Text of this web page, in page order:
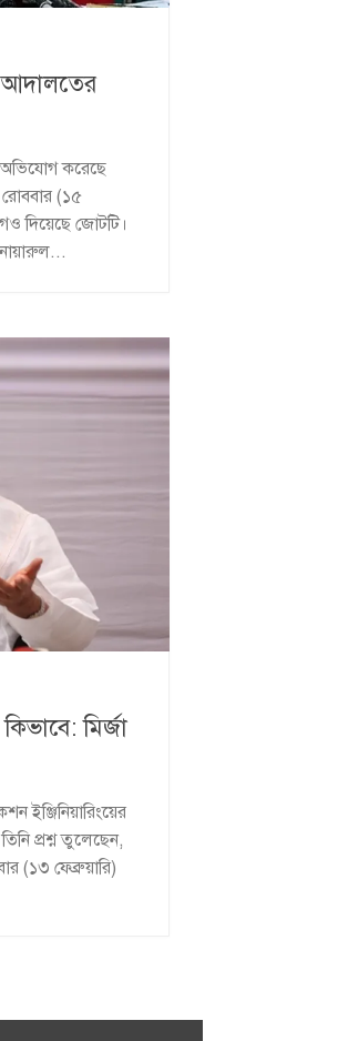
আদালতের
অভিযোগ করেছে
(১৫
দিয়েছে জোটটি।
মির্জা
ইঞ্জিনিয়ারিংয়ের
প্রশ্ন তুলেছেন,
(১৩ ফেব্রুয়ারি)